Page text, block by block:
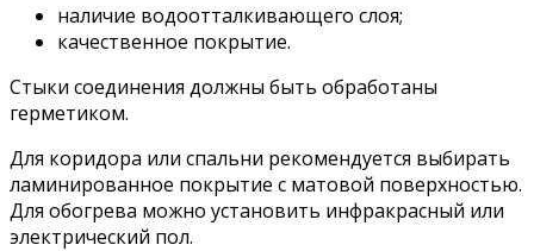
наличие водоотталкивающего слоя;
качественное покрытие.
Стыки соединения должны быть обработаны
герметиком.
Для коридора или спальни рекомендуется выбирать
ламинированное покрытие с матовой поверхностью.
Для обогрева можно установить инфракрасный или
электрический пол.